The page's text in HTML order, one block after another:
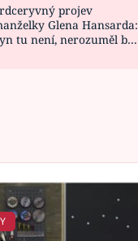
CELEBRITY
VAŘENÍ
projev
Glena Hansarda:
tu není, nerozuměl by